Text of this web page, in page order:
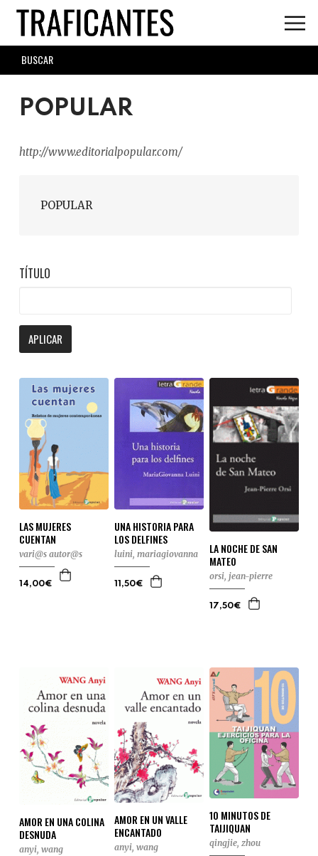
Skip
main
content
SEARCH
FORM
POPULAR
http://www.editorialpopular.com/
POPULAR
TÍTULO
APLICAR
LAS MUJERES
CUENTAN
vari@s autor@s
14,00€
UNA HISTORIA PARA
LOS DELFINES
luini, mariagiovanna
11,50€
LA NOCHE DE SAN
MATEO
orsi, jean-pierre
17,50€
AMOR EN UNA COLINA
DESNUDA
anyi, wang
AMOR EN UN VALLE
ENCANTADO
anyi, wang
10 MINUTOS DE
TAIJIQUAN
qingjie, zhou